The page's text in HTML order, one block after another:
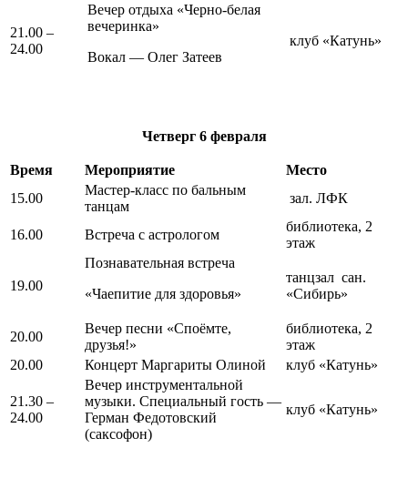
21.00 –
24.00
Вечер отдыха «Черно-белая
вечеринка»
Вокал — Олег Затеев
клуб «Катунь»
Четверг 6 февраля
Время Мероприятие
Место
15.00
Мастер-класс по бальным
танцам
зал. ЛФК
16.00 Встреча с астрологом
библиотека, 2
этаж
19.00
Познавательная встреча
«Чаепитие для здоровья»
танцзал сан.
«Сибирь»
20.00
Вечер песни «Споёмте,
друзья!»
библиотека, 2
этаж
20.00
Концерт Маргариты Олиной клуб «Катунь»
21.30 –
24.00
Вечер инструментальной
музыки. Специальный гость —
Герман Федотовский
(саксофон)
клуб «Катунь»